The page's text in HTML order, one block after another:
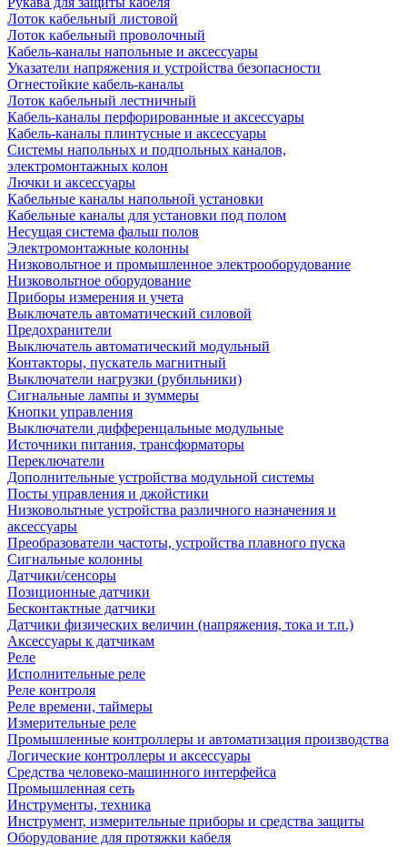
Лоток кабельный листовой
Лоток кабельный проволочный
Кабель-каналы напольные и аксессуары
Указатели напряжения и устройства безопасности
Огнестойкие кабель-каналы
Лоток кабельный лестничный
Кабель-каналы перфорированные и аксессуары
Кабель-каналы плинтусные и аксессуары
Системы напольных и подпольных каналов,
электромонтажных колон
Лючки и аксессуары
Кабельные каналы напольной установки
Кабельные каналы для установки под полом
Несущая система фальш полов
Электромонтажные колонны
Низковольтное и промышленное электрооборудование
Низковольтное оборудование
Приборы измерения и учета
Выключатель автоматический силовой
Предохранители
Выключатель автоматический модульный
Контакторы, пускатель магнитный
Выключатели нагрузки (рубильники)
Сигнальные лампы и зуммеры
Кнопки управления
Выключатели дифференцальные модульные
Источники питания, трансформаторы
Переключатели
Дополнительные устройства модульной системы
Посты управления и джойстики
Низковольтные устройства различного назначения и
аксессуары
Преобразователи частоты, устройства плавного пуска
Сигнальные колонны
Датчики/сенсоры
Позиционные датчики
Бесконтактные датчики
Датчики физических величин (напряжения, тока и т.п.)
Аксессуары к датчикам
Реле
Исполнительные реле
Реле контроля
Реле времени, таймеры
Измерительные реле
Промышленные контроллеры и автоматизация производства
Логические контроллеры и аксессуары
Средства человеко-машинного интерфейса
Промышленная сеть
Инструменты, техника
Инструмент, измерительные приборы и средства защиты
Оборудование для протяжки кабеля